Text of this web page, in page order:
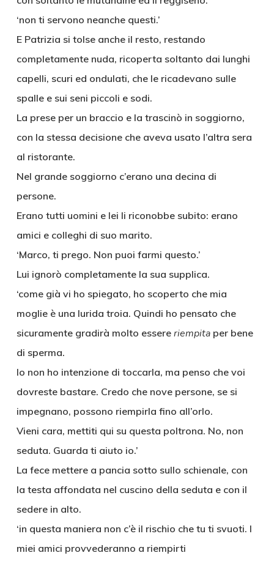
‘non ti servono neanche questi.’
E Patrizia si tolse anche il resto, restando
completamente nuda, ricoperta soltanto dai lunghi
capelli, scuri ed ondulati, che le ricadevano sulle
spalle e sui seni piccoli e sodi.
La prese per un braccio e la trascinò in soggiorno,
con la stessa decisione che aveva usato l’altra sera
al ristorante.
Nel grande soggiorno c’erano una decina di
persone.
Erano tutti uomini e lei li riconobbe subito: erano
amici e colleghi di suo marito.
‘Marco, ti prego. Non puoi farmi questo.’
Lui ignorò completamente la sua supplica.
‘come già vi ho spiegato, ho scoperto che mia
moglie è una lurida troia. Quindi ho pensato che
sicuramente gradirà molto essere riempitaper bene
di sperma.
Io non ho intenzione di toccarla, ma penso che voi
dovreste bastare. Credo che nove persone, se si
impegnano, possono riempirla fino all’orlo.
Vieni cara, mettiti qui su questa poltrona. No, non
seduta. Guarda ti aiuto io.’
La fece mettere a pancia sotto sullo schienale, con
la testa affondata nel cuscino della seduta e con il
sedere in alto.
‘in questa maniera non c’è il rischio che tu ti svuoti. I
miei amici provvederanno a riempirti